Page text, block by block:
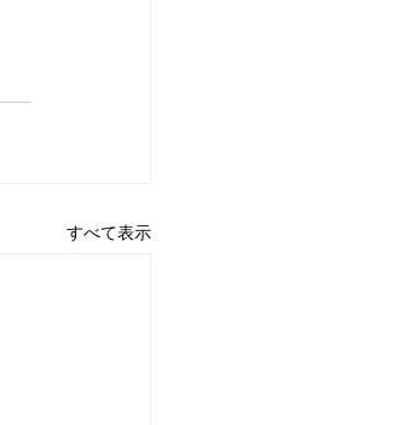
すべて表示